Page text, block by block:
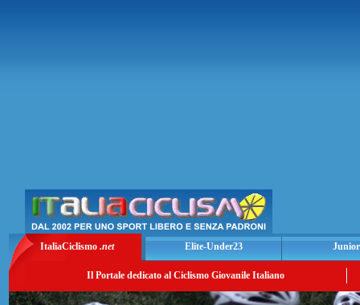
ItaliaCiclismo .net Elite-Under23
Il Portale dedicato al Ciclismo Giovanile Italiano